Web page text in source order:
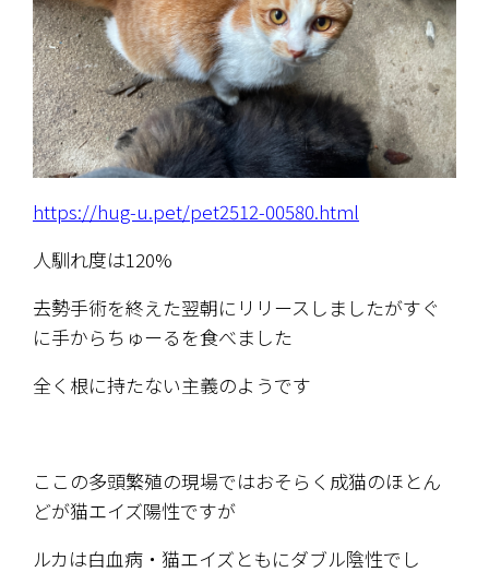
https://hug-u.pet/pet2512-00580.html
人馴れ度は120%
去勢手術を終えた翌朝にリリースしましたがすぐ
に手からちゅーるを食べました
全く根に持たない主義のようです
ここの多頭繁殖の現場ではおそらく成猫のほとん
どが猫エイズ陽性ですが
ルカは白血病・猫エイズともにダブル陰性でし